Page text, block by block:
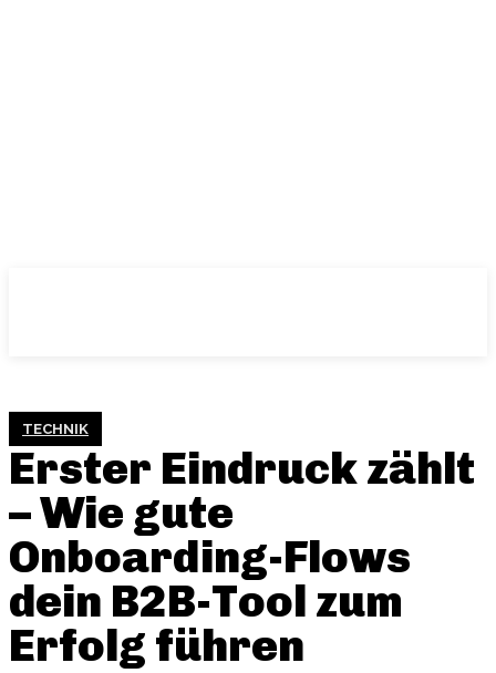
TECHNIK
Erster Eindruck zählt
– Wie gute
Onboarding-Flows
dein B2B-Tool zum
Erfolg führen